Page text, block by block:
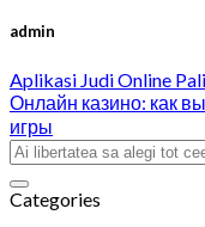
admin
Aplikasi Judi Online
Онлайн казино: как
игры
Categories